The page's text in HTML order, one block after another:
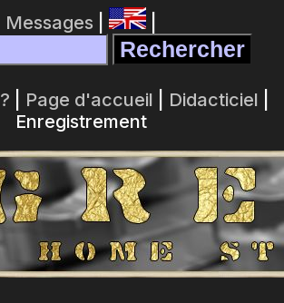
Messages |
? Page d'accueil Didacticiel
Enregistrement